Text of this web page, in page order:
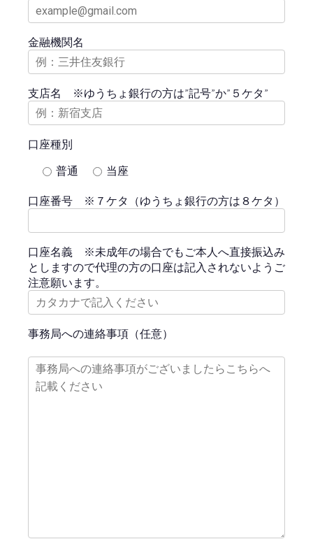
金融機関名
支店名 ※ゆうちょ銀行の方は”記号”か”５ケタ”
口座種別
普通
当座
口座番号 ※７ケタ（ゆうちょ銀行の方は８ケタ）
口座名義 ※未成年の場合でもご本人へ直接振込み
としますので代理の方の口座は記入されないようご
注意願います。
事務局への連絡事項（任意）